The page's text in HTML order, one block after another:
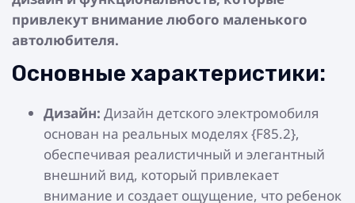
привлекут внимание любого маленького
автолюбителя.
Основные характеристики:
Дизайн: Дизайн детского электромобиля
основан на реальных моделях {F85.2},
обеспечивая реалистичный и элегантный
внешний вид, который привлекает
внимание и создает ощущение, что ребенок